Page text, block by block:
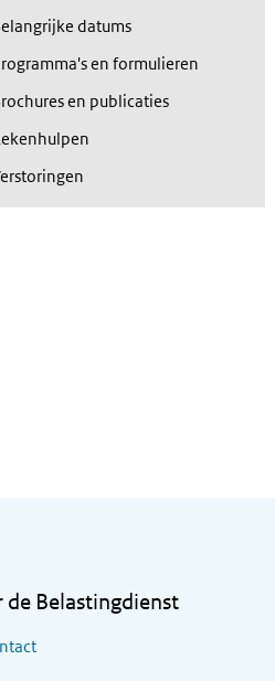
datums
en formulieren
en publicaties
de Belastingdienst